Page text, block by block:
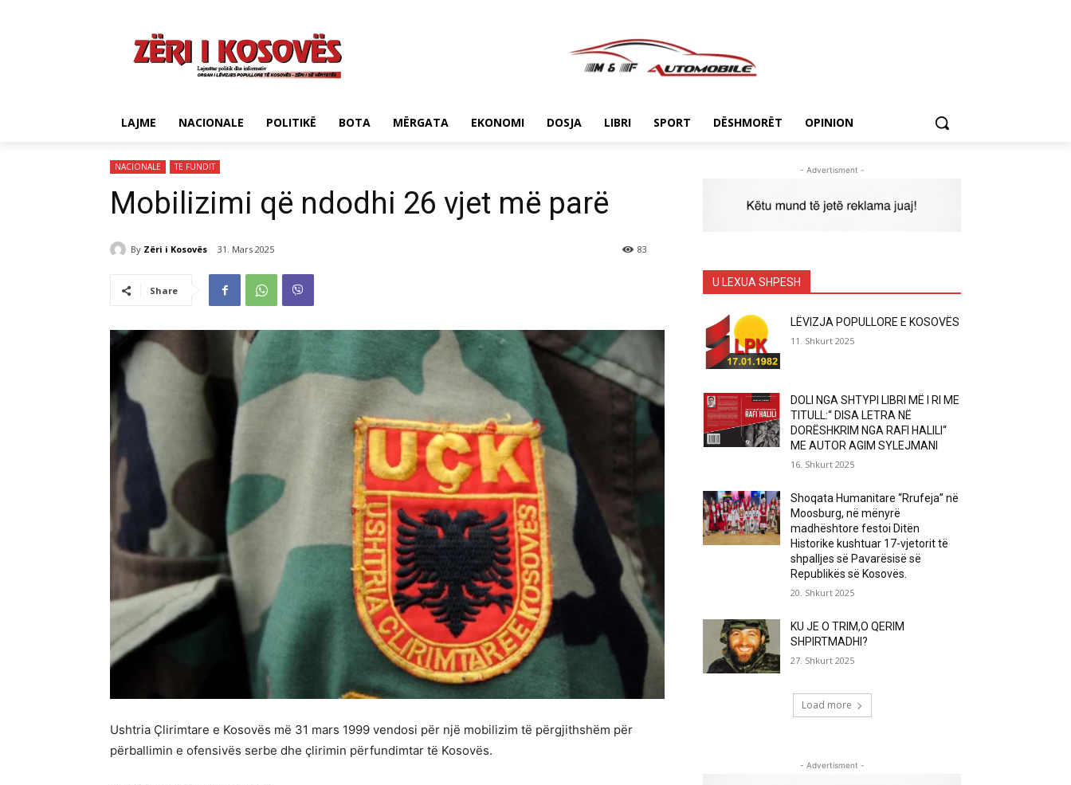
LAJME NACIONALE POLITIKË BOTA MËRGATA EKONOMI DOSJA LIBRI SPORT DËSHMORËT OPINION
NACIONALE TE FUNDIT
Mobilizimi që ndodhi 26 vjet më parë
By Zëri i Kosovës 31. Mars 2025 83
Share
Ushtria Çlirimtare e Kosovës më 31 mars 1999 vendosi për një mobilizim të përgjithshëm për
përballimin e ofensivës serbe dhe çlirimin përfundimtar të Kosovës.
- Advertisment -
U LEXUA SHPESH
LËVIZJA POPULLORE E KOSOVËS
11. Shkurt 2025
DOLI NGA SHTYPI LIBRI MË I RI ME
TITULL:“ DISA LETRA NË
DORËSHKRIM NGA RAFI HALILI“
ME AUTOR AGIM SYLEJMANI
16. Shkurt 2025
Shoqata Humanitare “Rrufeja” në
Moosburg, në mënyrë
madhështore festoi Ditën
Historike kushtuar 17-vjetorit të
shpalljes së Pavarësisë së
Republikës së Kosovës.
20. Shkurt 2025
KU JE O TRIM,O QERIM
SHPIRTMADHI?
27. Shkurt 2025
Load more
- Advertisment -